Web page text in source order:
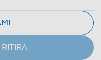
RITIRA